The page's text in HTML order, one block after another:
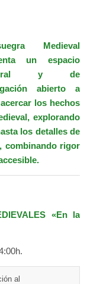
Medieval
un espacio
y de
abierto a
los hechos
explorando
los detalles de
combinando rigor
«En la
al